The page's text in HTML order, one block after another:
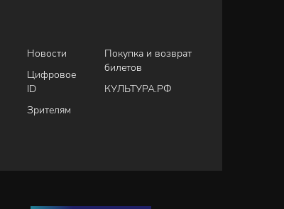
Новости
Цифровое
ID
Зрителям
Покупка и возврат
билетов
КУЛЬТУРА.РФ